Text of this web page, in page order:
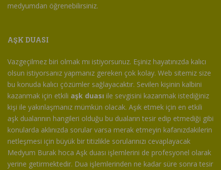
medyumdan öğrenebilirsiniz.
AŞK DUASI
Vazgeçilmez biri olmak mı istiyorsunuz. Eşiniz hayatınızda kalıcı
olsun istiyorsanız yapmanız gereken çok kolay. Web sitemiz size
bu konuda kalıcı çözümler sağlayacaktır. Sevilen kişinin kalbini
kazanmak için etkili aşk duası ile sevgisini kazanmak istediğiniz
kişi ile yakınlaşmanız mümkün olacak. Aşık etmek için en etkili
aşk dualarının hangileri olduğu bu duaların tesir edip etmediği gibi
konularda aklınızda sorular varsa merak etmeyin kafanızdakilerin
netleşmesi için büyük bir titizlikle sorularınızı cevaplayacak
Medyum Burak hoca Aşk duası işlemlerini de profesyonel olarak
yerine getirmektedir. Dua işlemlerinden ne kadar süre sonra tesir